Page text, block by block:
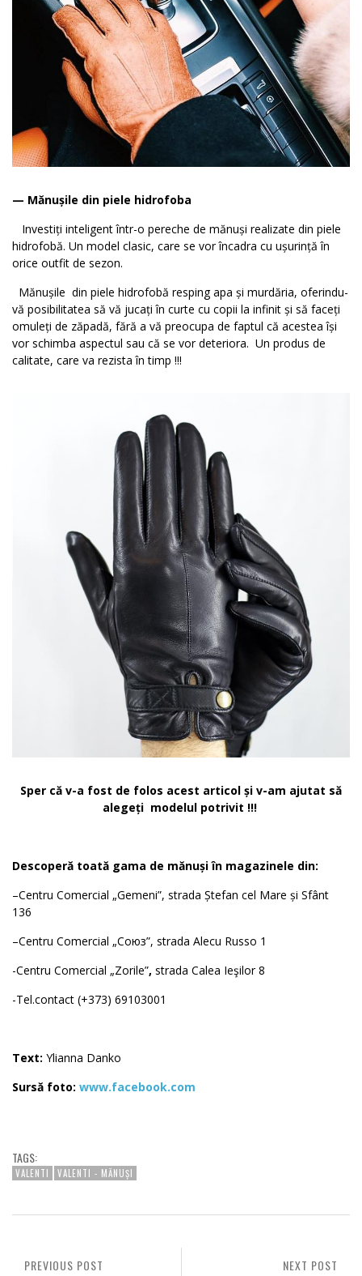
— Mănușile din piele hidrofoba
Investiți inteligent într-o pereche de mănuși realizate din piele
hidrofobă. Un model clasic, care se vor încadra cu ușurință în
orice outfit de sezon.
Mănușile din piele hidrofobă resping apa și murdăria, oferindu-
vă posibilitatea să vă jucați în curte cu copii la infinit și să faceți
omuleți de zăpadă, fără a vă preocupa de faptul că acestea își
vor schimba aspectul sau că se vor deteriora. Un produs de
calitate, care va rezista în timp !!!
Sper că v-a fost de folos acest articol și v-am ajutat să
alegeți modelul potrivit !!!
Descoperă toată gama de mănuși în magazinele din:
–Centru Comercial „Gemeni”, strada Ștefan cel Mare și Sfânt
136
–Centru Comercial „Союз”, strada Alecu Russo 1
-Centru Comercial „Zorile”, strada Calea Ieşilor 8
-Tel.contact (+373) 69103001
Text: Ylianna Danko
Sursă foto: www.facebook.com
TAGS:
VALENTI VALENTI - MĂNUȘI
NEXT POST
PREVIOUS POST